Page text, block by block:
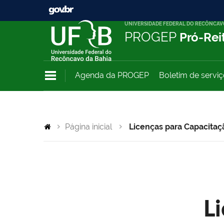
UNIVERSIDADE FEDERAL DO
PROGEP Pró-
Agenda da PROGEP Boletim de
Página inicial Licenças para